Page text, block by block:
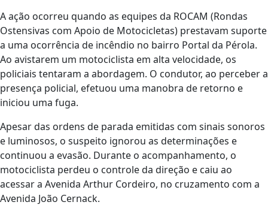
A ação ocorreu quando as equipes da ROCAM (Rondas
Ostensivas com Apoio de Motocicletas) prestavam suporte
a uma ocorrência de incêndio no bairro Portal da Pérola.
Ao avistarem um motociclista em alta velocidade, os
policiais tentaram a abordagem. O condutor, ao perceber a
presença policial, efetuou uma manobra de retorno e
iniciou uma fuga.
Apesar das ordens de parada emitidas com sinais sonoros
e luminosos, o suspeito ignorou as determinações e
continuou a evasão. Durante o acompanhamento, o
motociclista perdeu o controle da direção e caiu ao
acessar a Avenida Arthur Cordeiro, no cruzamento com a
Avenida João Cernack.